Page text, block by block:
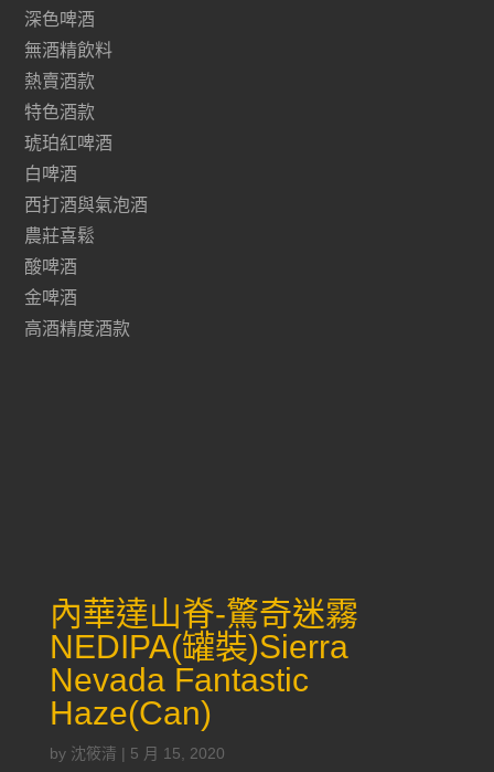
深色啤酒
無酒精飲料
熱賣酒款
特色酒款
琥珀紅啤酒
白啤酒
西打酒與氣泡酒
農莊喜鬆
酸啤酒
金啤酒
高酒精度酒款
內華達山脊-驚奇迷霧
NEDIPA(罐裝)Sierra
Nevada Fantastic
Haze(Can)
by 沈筱清 | 5 月 15, 2020